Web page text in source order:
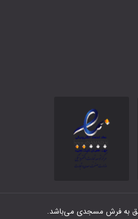
به فرش مسجدی می‌باشد.